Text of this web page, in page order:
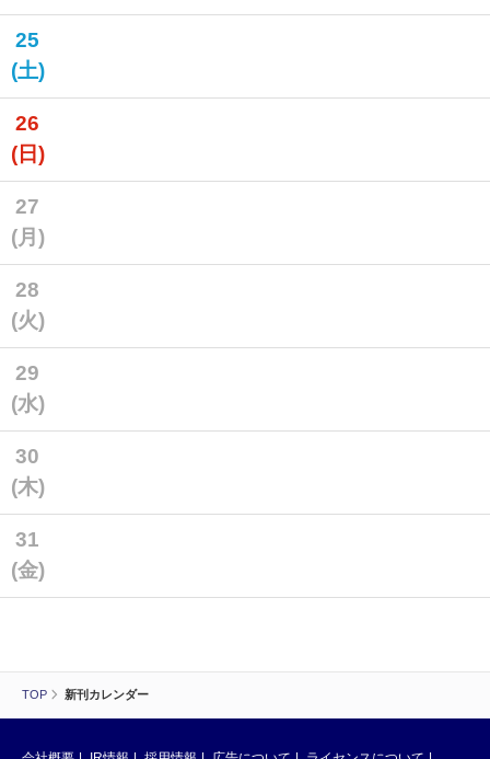
TOP 新刊カレンダー
25
(土)
26
(日)
27
(月)
28
(火)
29
(水)
30
(木)
31
(金)